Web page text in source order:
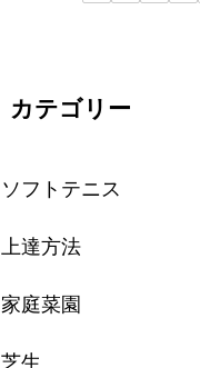
カテゴリー
ソフトテニス
上達方法
家庭菜園
芝生